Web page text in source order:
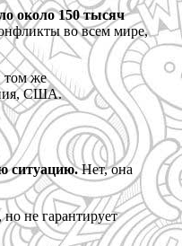
около 150 тысяч
во всем мире,
том же
США.
ситуацию.Нет, она
не гарантирует